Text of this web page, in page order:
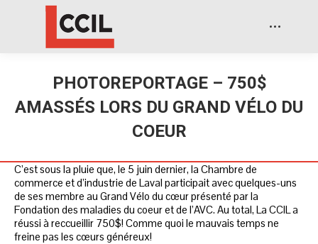
PHOTOREPORTAGE – 750$
AMASSÉS LORS DU GRAND VÉLO DU
COEUR
C’est sous la pluie que, le 5 juin dernier, la Chambre de
commerce et d’industrie de Laval participait avec quelques-uns
de ses membre au Grand Vélo du cœur présenté par la
Fondation des maladies du coeur et de l’AVC. Au total, La CCIL a
réussi à reccueillir 750$! Comme quoi le mauvais temps ne
freine pas les cœurs généreux!